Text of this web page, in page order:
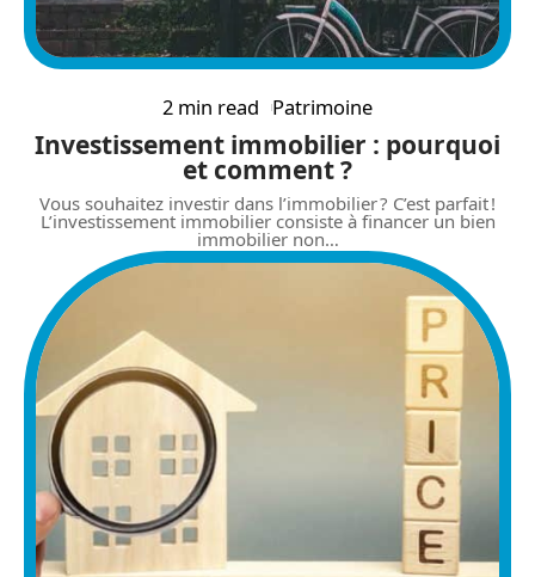
2 min read Patrimoine
Investissement immobilier : pourquoi
et comment ?
Vous souhaitez investir dans l’immobilier ? C’est parfait !
L’investissement immobilier consiste à financer un bien
immobilier non…